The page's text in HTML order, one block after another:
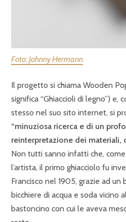
Foto: Johnny Hermann
Il progetto si chiama Wooden
significa “Ghiaccioli di legno”) e,
stesso nel suo sito internet, si
“minuziosa ricerca e di un
reinterpretazione dei materiali,
Non tutti sanno infatti che,
l’artista, il primo ghiacciolo fu
Francisco nel 1905, grazie ad un
bicchiere di acqua e soda vicino
bastoncino con cui le aveva